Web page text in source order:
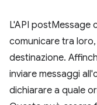
L'API postMessage
comunicare tra
destinazione.
inviare messaggi
dichiarare a quale